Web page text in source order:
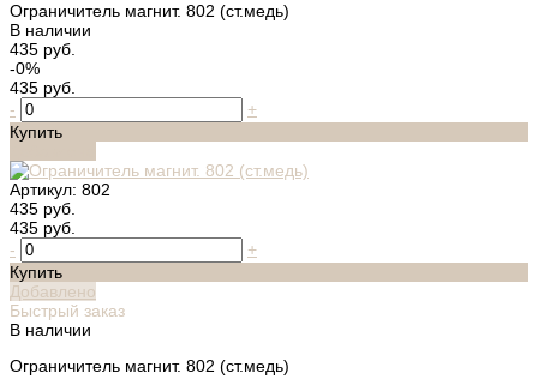
Ограничитель магнит. 802 (ст.медь)
В наличии
435 руб.
-0%
435 руб.
-
+
Купить
Артикул: 802
435 руб.
435 руб.
-
+
Купить
Добавлено
Быстрый заказ
В наличии
Ограничитель магнит. 802 (ст.медь)